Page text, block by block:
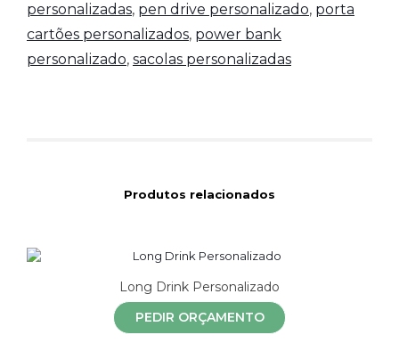
personalizadas, pen drive personalizado, porta
cartões personalizados, power bank
personalizado, sacolas personalizadas
Produtos relacionados
Long Drink Personalizado
PEDIR ORÇAMENTO